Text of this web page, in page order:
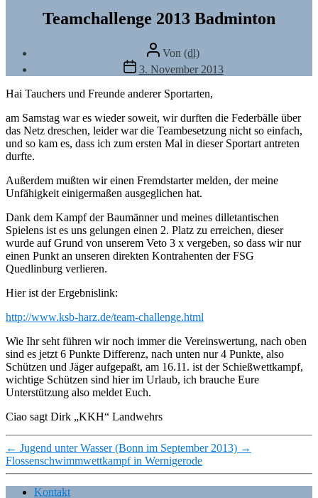
Teamchallenge 2013 Badminton
Beitragsautor
Von (dl)
Veröffentlichungsdatum
3. November 2013
Hai Tauchers und Freunde anderer Sportarten,
am Samstag war es wieder soweit, wir durften die Federbälle über
das Netz dreschen, leider war die Teambesetzung nicht so einfach,
und so kam es, dass ich zum ersten Mal in dieser Sportart antreten
durfte.
Außerdem mußten wir einen Fremdstarter melden, der meine
Unfähigkeit einigermaßen ausgeglichen hat.
Dank dem Kampf der Baumänner und meines dilletantischen
Spielens ist es uns gelungen einen 2. Platz zu erreichen, dieser
wurde auf Grund von unserem Veto 3 x vergeben, so dass wir nur
einen Punkt an unseren direkten Kontrahenten der FSG
Quedlinburg verlieren.
Hier ist der Ergebnislink:
http://www.ksb-harz.de/team-challenge.html
Wie Ihr seht führen wir noch immer die Vereinswertung, nach oben
sind es jetzt 6 Punkte Differenz, nach unten nur 4 Punkte, also
Schützen und Jäger aufgepaßt, am 16.11. ist der Schießwettkampf,
wichtige Schützen sind hier im Urlaub, ich brauche Eure
Unterstützung also meldet Euch.
Ciao sagt Dirk „KKH“ Landwehrs
← Jugend unter Wasser (Bonn im September 2013) →
Flossenschwimmwettkampf in Wernigerode
Kontakt